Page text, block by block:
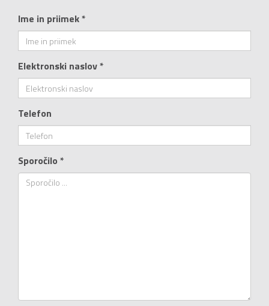
Ime in priimek *
Elektronski naslov *
Telefon
Sporočilo *